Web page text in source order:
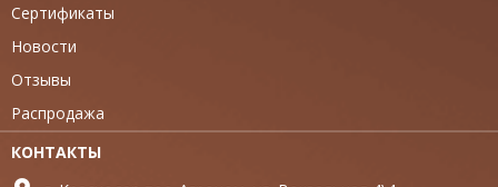
Сертификаты
Новости
Отзывы
Распродажа
КОНТАКТЫ